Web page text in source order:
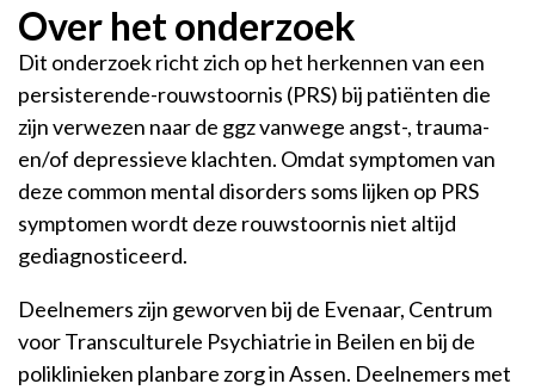
Over het onderzoek
Dit onderzoek richt zich op het herkennen van een
persisterende-rouwstoornis (PRS) bij patiënten die
zijn verwezen naar de ggz vanwege angst-, trauma-
en/of depressieve klachten. Omdat symptomen van
deze common mental disorders soms lijken op PRS
symptomen wordt deze rouwstoornis niet altijd
gediagnosticeerd.
Deelnemers zijn geworven bij de Evenaar, Centrum
voor Transculturele Psychiatrie in Beilen en bij de
poliklinieken planbare zorg in Assen. Deelnemers met